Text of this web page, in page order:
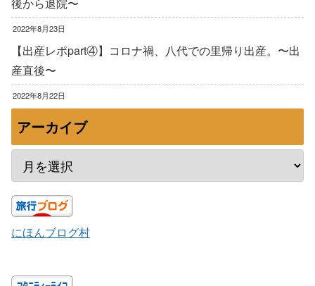
2022年8月23日
【出産レポpart④】コロナ禍、八代での里帰り出産。〜出
産直後〜
2022年8月22日
アーカイブ
にほんブログ村